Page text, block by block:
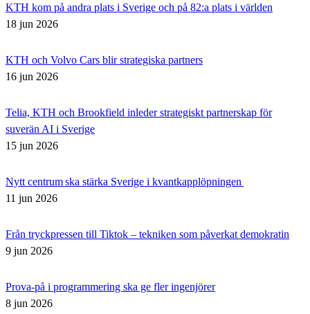
KTH kom på andra plats i Sverige och på 82:a plats i världen
18 jun 2026
KTH och Volvo Cars blir strategiska partners
16 jun 2026
Telia, KTH och Brookfield inleder strategiskt partnerskap för
suverän AI i Sverige
15 jun 2026
Nytt centrum ska stärka Sverige i kvantkapplöpningen
11 jun 2026
Från tryckpressen till Tiktok – tekniken som påverkat demokratin
9 jun 2026
Prova-på i programmering ska ge fler ingenjörer
8 jun 2026